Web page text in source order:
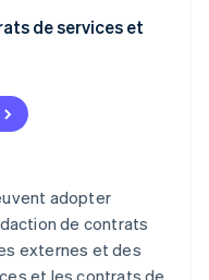
de services et
adopter
de contrats
externes et des